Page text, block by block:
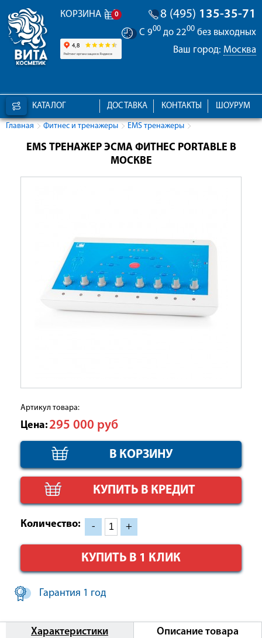
КОРЗИНА 0 8 (495) 135-35-71
С 900 до 2200 без выходных
Ваш город: Москва
КАТАЛОГ ШОУРУМ
КОНТАКТЫ
ДОСТАВКА
Главная Фитнес и тренажеры EMS тренажеры
EMS ТРЕНАЖЕР ЭСМА ФИТНЕС PORTABLE В
МОСКВЕ
Артикул товара:
Цена: 295 000 руб
КУПИТЬ В КРЕДИТ
Количество: - +
КУПИТЬ В 1 КЛИК
Гарантия 1 год
Характеристики Описание товара